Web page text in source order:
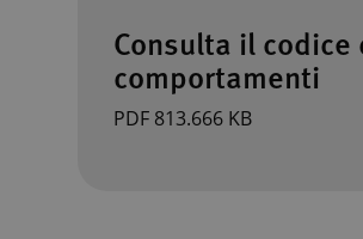
Consulta il
comportamenti
PDF 813.666 KB